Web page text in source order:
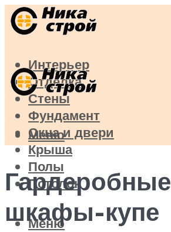
Интерьер
Отделка
Стены
Фундамент
Окна и двери
Крыша
Полы
Потолок
Меню
Меню
Гардеробные
шкафы-купе